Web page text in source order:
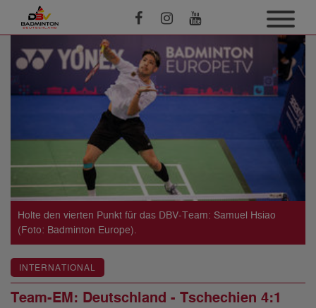
Holte den vierten Punkt für das DBV-Team: Samuel Hsiao
(Foto: Badminton Europe).
INTERNATIONAL
Team-EM: Deutschland - Tschechien 4:1